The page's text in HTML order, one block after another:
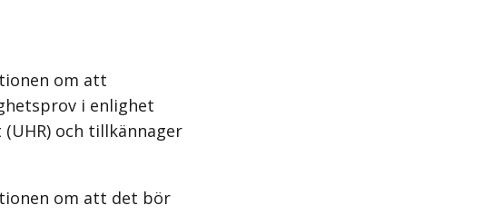
om att
i enlighet
och tillkännager
om att det bör